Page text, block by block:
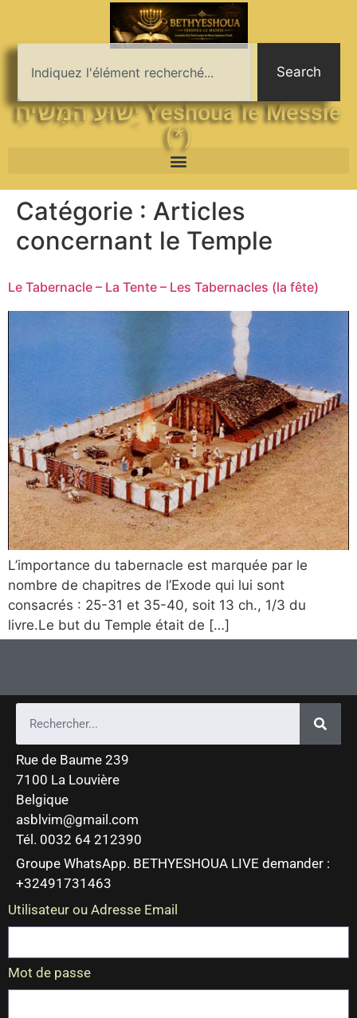
Search
יֵשׁוּעַ הַמָּשִׁיחַ Yeshoua le Messie
(*)
Catégorie : Articles
concernant le Temple
Le Tabernacle – La Tente – Les Tabernacles (la fête)
L’importance du tabernacle est marquée par le
nombre de chapitres de l’Exode qui lui sont
consacrés : 25-31 et 35-40, soit 13 ch., 1/3 du
livre.Le but du Temple était de […]
Rue de Baume 239
7100 La Louvière
Belgique
asblvim@gmail.com
Tél. 0032 64 212390
Groupe WhatsApp. BETHYESHOUA LIVE demander :
+32491731463
Utilisateur ou Adresse Email
Mot de passe